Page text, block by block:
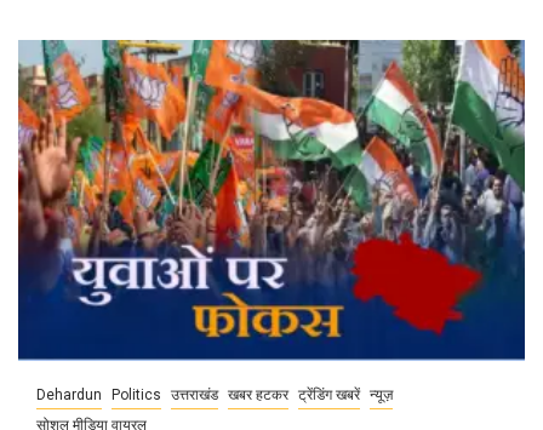
Dehardun Politics उत्तराखंड खबर हटकर ट्रेंडिंग खबरें न्यूज़
सोशल मीडिया वायरल